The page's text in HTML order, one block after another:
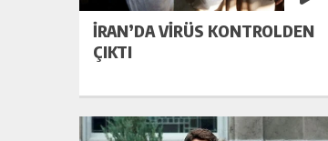
İRAN’DA VIRÜS KONTROLDEN
ÇIKTI